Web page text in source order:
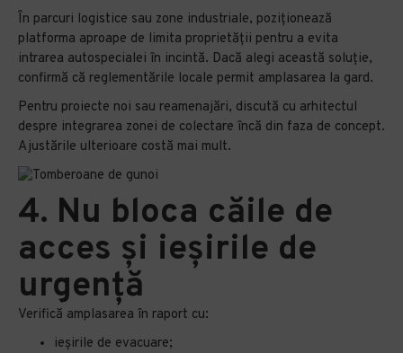
În parcuri logistice sau zone industriale, poziționează
platforma aproape de limita proprietății pentru a evita
intrarea autospecialei în incintă. Dacă alegi această soluție,
confirmă că reglementările locale permit amplasarea la gard.
Pentru proiecte noi sau reamenajări, discută cu arhitectul
despre integrarea zonei de colectare încă din faza de concept.
Ajustările ulterioare costă mai mult.
4. Nu bloca căile de
acces și ieșirile de
urgență
Verifică amplasarea în raport cu:
ieșirile de evacuare;